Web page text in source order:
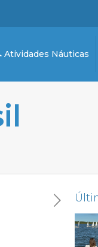
Atividades Náuticas